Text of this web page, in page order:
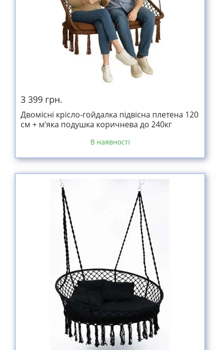
3 399 грн.
Двомісні крісло-гойдалка підвісна плетена 120
см + м’яка подушка коричнева до 240кг
В наявності